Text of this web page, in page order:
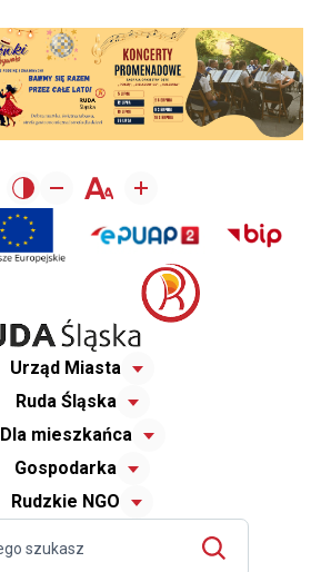
Urząd Miasta
Ruda Śląska
Dla mieszkańca
Gospodarka
Rudzkie NGO